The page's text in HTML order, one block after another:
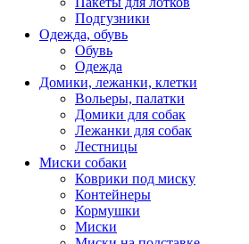
Подгузники
Одежда, обувь
Обувь
Одежда
Домики, лежанки, клетки
Вольеры, палатки
Домики для собак
Лежанки для собак
Лестницы
Миски собаки
Коврики под миску
Контейнеры
Кормушки
Миски